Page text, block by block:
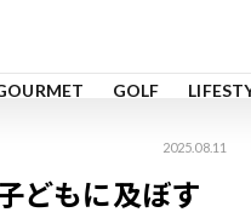
GOLF
2025.08.11
どもに及ぼす